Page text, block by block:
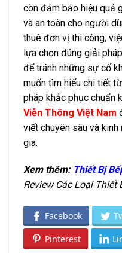
còn đảm bảo hiệu quả
và an toàn cho người
thuê đơn vị thi công,
lựa chọn đúng giải
để tránh những sự cố
muốn tìm hiểu chi tiết
pháp khắc phục chuẩn
Viễn Thông Việt Nam
viết chuyên sâu và
gia.
Xem thêm: Thiết Bị
Review Các Loại Thiết
Facebook
Pinterest